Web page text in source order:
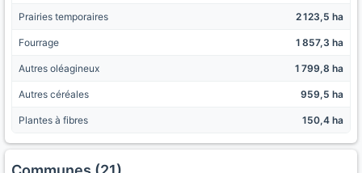
Prairies temporaires 2 123,5 ha
Fourrage 1 857,3 ha
Autres oléagineux 1 799,8 ha
Autres céréales 959,5 ha
Plantes à fibres 150,4 ha